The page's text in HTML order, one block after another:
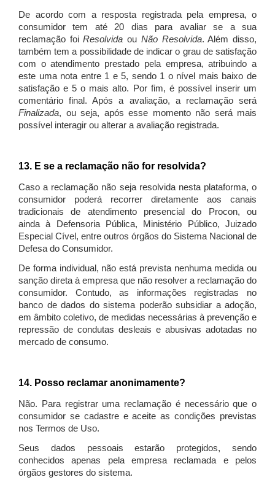
De acordo com a resposta registrada pela empresa, o
consumidor tem até 20 dias para avaliar se a sua
reclamação foiResolvida ou Não Resolvida. Além disso,
também tem a possibilidade de indicar o grau de satisfação
com o atendimento prestado pela empresa, atribuindo a
este uma nota entre 1 e 5, sendo 1 o nível mais baixo de
satisfação e 5 o mais alto. Por fim, é possível inserir um
comentário final. Após a avaliação, a reclamação será
Finalizada, ou seja, após esse momento não será mais
possível interagir ou alterar a avaliação registrada.
13. E se a reclamação não for resolvida?
Caso a reclamação não seja resolvida nesta plataforma, o
consumidor poderá recorrer diretamente aos canais
tradicionais de atendimento presencial do Procon, ou
ainda à Defensoria Pública, Ministério Público, Juizado
Especial Cível, entre outros órgãos do Sistema Nacional de
Defesa do Consumidor.
De forma individual, não está prevista nenhuma medida ou
sanção direta à empresa que não resolver a reclamação do
consumidor. Contudo, as informações registradas no
banco de dados do sistema poderão subsidiar a adoção,
em âmbito coletivo, de medidas necessárias à prevenção e
repressão de condutas desleais e abusivas adotadas no
mercado de consumo.
14. Posso reclamar anonimamente?
Não. Para registrar uma reclamação é necessário que o
consumidor se cadastre e aceite as condições previstas
nos Termos de Uso.
Seus dados pessoais estarão protegidos, sendo
conhecidos apenas pela empresa reclamada e pelos
órgãos gestores do sistema.